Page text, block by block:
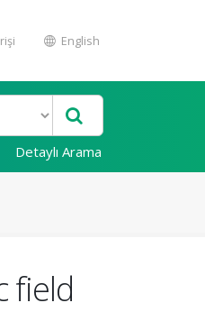
English
Detaylı Arama
field